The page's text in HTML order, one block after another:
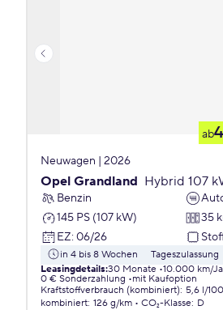
ab
Neuwagen | 2026
Opel Grandland Hybrid 107
Benzin
145 PS (107 kW)
35
EZ: 06/26
in 4 bis 8 Wochen
Tageszulassung
Leasingdetails:30 Monate 10.000 km/
0 € Sonderzahlung
mit Kaufoption
Kraftstoffverbrauch (kombiniert): 5,6 l/
kombiniert: 126 g/km CO₂-Klasse: D